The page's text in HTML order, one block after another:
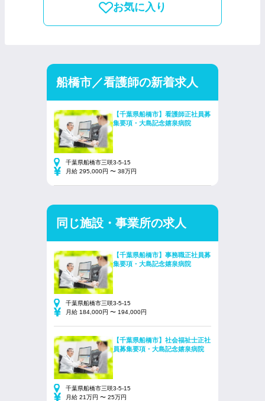
お気に入り
船橋市／看護師の新着求人
【千葉県船橋市】看護師正社員募
集要項・大島記念嬉泉病院
千葉県船橋市三咲3-5-15
月給 295,000円 〜 38万円
同じ施設・事業所の求人
【千葉県船橋市】事務職正社員募
集要項・大島記念嬉泉病院
千葉県船橋市三咲3-5-15
月給 184,000円 〜 194,000円
【千葉県船橋市】社会福祉士正社
員募集要項・大島記念嬉泉病院
千葉県船橋市三咲3-5-15
月給 21万円 〜 25万円